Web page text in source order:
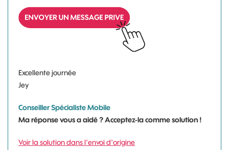
Excellente journée
Jey
Conseiller Spécialiste Mobile
Ma réponse vous a aidé ? Acceptez-la comme solution !
Voir la solution dans l'envoi d'origine